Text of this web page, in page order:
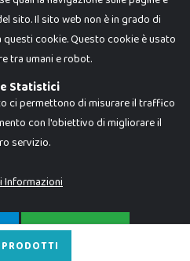
Srl. Ogni riproduzione o utilizzo non
differire da quanto esposto in
C.S. 10.000 i.v.
sito. Il sito web non è in grado di
cookie. Questo cookie è usato
tra umani e robot.
Statistici
ci permettono di misurare il traffico
con l'obiettivo di migliorare il
servizio.
Informazioni
ACCETTA TUTTO